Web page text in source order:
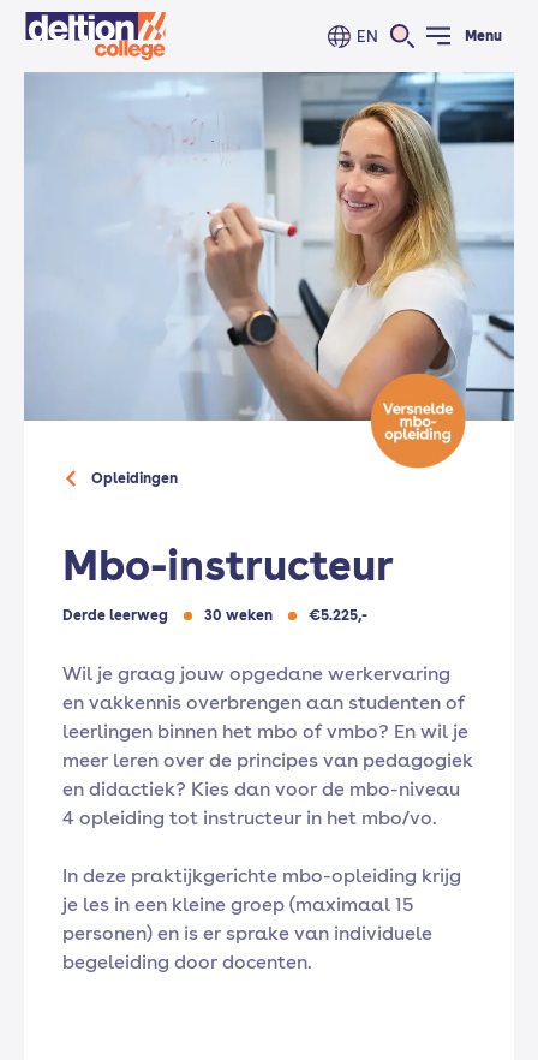
EN Menu
Opleidingen
Mbo-instructeur
Derde leerweg 30 weken €5.225,-
Wil je graag jouw opgedane werkervaring
en vakkennis overbrengen aan studenten of
leerlingen binnen het mbo of vmbo? En wil je
meer leren over de principes van pedagogiek
en didactiek? Kies dan voor de mbo-niveau
4 opleiding tot instructeur in het mbo/vo.
In deze praktijkgerichte mbo-opleiding krijg
je les in een kleine groep (maximaal 15
personen) en is er sprake van individuele
begeleiding door docenten.